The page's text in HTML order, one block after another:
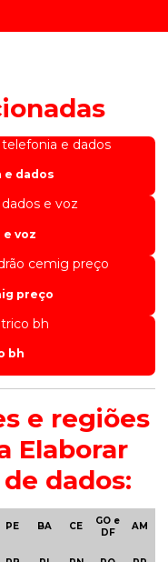
dados
voz
preço
bh
e regiões
Elaborar
dados:
PE BA CE
GO e
DF
AM